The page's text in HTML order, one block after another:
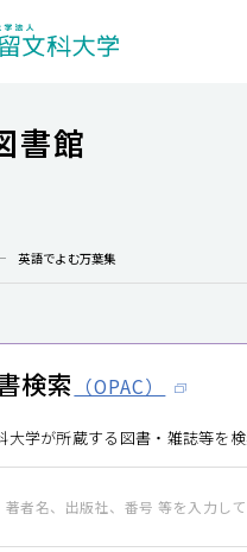
書館
英語でよむ万葉集
検索 （OPAC）
大学が所蔵する図書・雑誌等を検